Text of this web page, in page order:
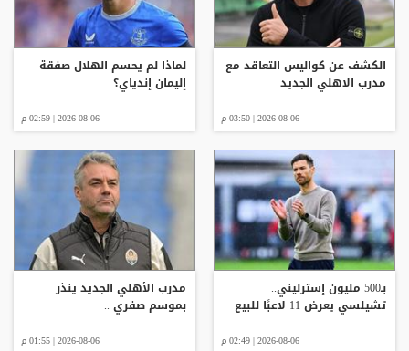
الكشف عن كواليس التعاقد مع
مدرب الاهلي الجديد
2026-08-06 | 03:50 م
لماذا لم يحسم الهلال صفقة
إليمان إندياي؟
2026-08-06 | 02:59 م
بـ500 مليون إسترليني..
تشيلسي يعرض 11 لاعبًا للبيع
2026-08-06 | 02:49 م
مدرب الأهلي الجديد ينذر
بموسم صفري ..
2026-08-06 | 01:55 م